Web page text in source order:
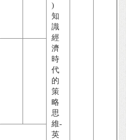
)
知
識
經
濟
時
代
的
策
略
思
維-
英